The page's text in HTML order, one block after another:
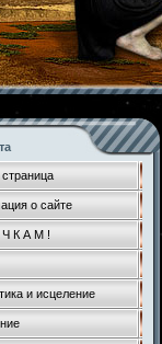
о сайте
К А М !
и исцеление